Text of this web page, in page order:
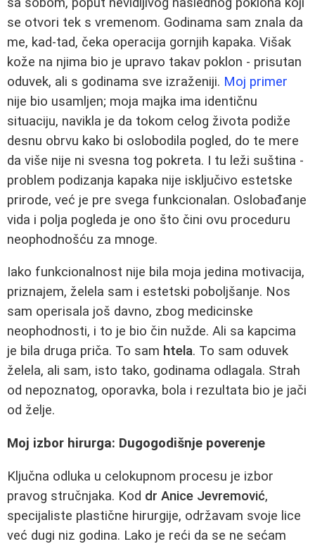
se otvori tek s vremenom. Godinama sam znala da
me, kad-tad, čeka operacija gornjih kapaka. Višak
kože na njima bio je upravo takav poklon - prisutan
oduvek, ali s godinama sve izraženiji. Moj primer
nije bio usamljen; moja majka ima identičnu
situaciju, navikla je da tokom celog života podiže
desnu obrvu kako bi oslobodila pogled, do te mere
da više nije ni svesna tog pokreta. I tu leži suština -
problem podizanja kapaka nije isključivo estetske
prirode, već je pre svega funkcionalan. Oslobađanje
vida i polja pogleda je ono što čini ovu proceduru
neophodnošću za mnoge.
Iako funkcionalnost nije bila moja jedina motivacija,
priznajem, želela sam i estetski poboljšanje. Nos
sam operisala još davno, zbog medicinske
neophodnosti, i to je bio čin nužde. Ali sa kapcima
je bila druga priča. To sam htela. To sam oduvek
želela, ali sam, isto tako, godinama odlagala. Strah
od nepoznatog, oporavka, bola i rezultata bio je jači
od želje.
Moj izbor hirurga: Dugogodišnje poverenje
Ključna odluka u celokupnom procesu je izbor
pravog stručnjaka. Kod dr Anice Jevremović,
specijaliste plastične hirurgije, održavam svoje lice
već dugi niz godina. Lako je reći da se ne sećam